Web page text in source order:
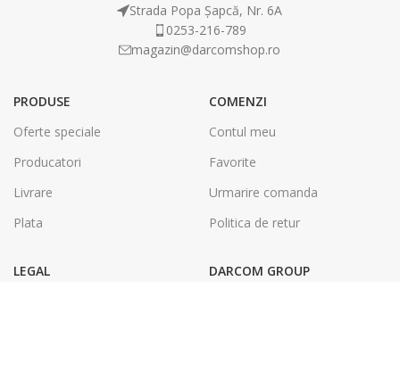
Strada Popa Șapcă, Nr. 6A
0253-216-789
magazin@darcomshop.ro
PRODUSE
Oferte speciale
Producatori
Livrare
Plata
COMENZI
Contul meu
Favorite
Urmarire comanda
Politica de retur
LEGAL
DARCOM GROUP